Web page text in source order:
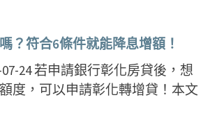
？符合6條件就能降息增額！
24 若申請銀行彰化房貸後，想
度，可以申請彰化轉增貸！本文